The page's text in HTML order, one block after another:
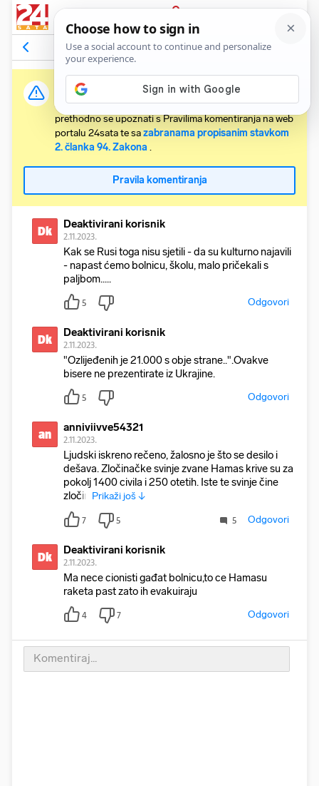
PRIJAVA
Komentari9 Relevantni
Važna obavijest:
Svaki korisnik koji želi komentirati članke obvezan je
prethodno se upoznati s Pravilima komentiranja na web
portalu 24sata te sazabranama propisanim stavkom
2. članka 94. Zakona .
Pravila komentiranja
Dk Deaktivirani korisnik
2.11.2023.
Kak se Rusi toga nisu sjetili - da su kulturno najavili
- napast ćemo bolnicu, školu, malo pričekali s
paljbom.....
5 Odgovori
Dk Deaktivirani korisnik
2.11.2023.
"Ozlijeđenih je 21.000 s obje strane..".Ovakve
bisere ne prezentirate iz Ukrajine.
5 Odgovori
an anniviivve54321
2.11.2023.
Ljudski iskreno rečeno, žalosno je što se desilo i
dešava. Zločinačke svinje zvane Hamas krive su za
pokolj 1400 civila i 250 otetih. Iste te svinje čine
zločin Prikaži još ↓
7 5 5 Odgovori
Dk Deaktivirani korisnik
2.11.2023.
Ma nece cionisti gađat bolnicu,to ce Hamasu
raketa past zato ih evakuiraju
4 7 Odgovori